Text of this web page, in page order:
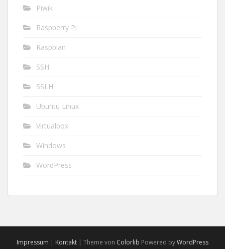
Piwik
Raspberry Pi
Raspbian
SSH
SSLH
Ubuntu Linux
Virtualbox
Windows
WordPress
Impressum | Kontakt | Theme von Colorlib Powered byWordPress